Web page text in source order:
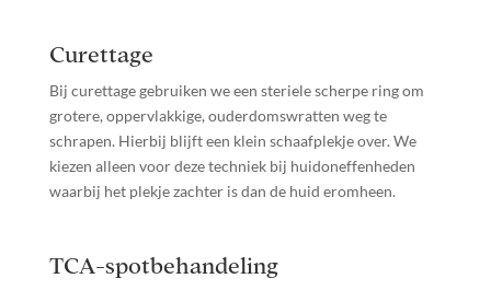
Curettage
Bij curettage gebruiken we een steriele scherpe ring om
grotere, oppervlakkige, ouderdomswratten weg te
schrapen. Hierbij blijft een klein schaafplekje over. We
kiezen alleen voor deze techniek bij huidoneffenheden
waarbij het plekje zachter is dan de huid eromheen.
TCA-spotbehandeling